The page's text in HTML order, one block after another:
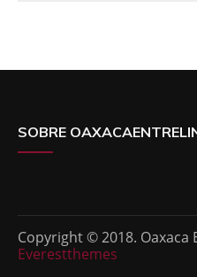
SOBRE
Copyright © 2018. Oaxaca
Everestthemes